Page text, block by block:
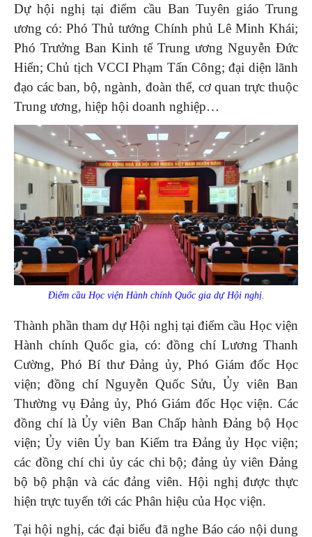
Dự hội nghị tại điểm cầu Ban Tuyên giáo Trung
ương có: Phó Thủ tướng Chính phủ Lê Minh Khái;
Phó Trưởng Ban Kinh tế Trung ương Nguyễn Đức
Hiển; Chủ tịch VCCI Phạm Tấn Công; đại diện lãnh
đạo các ban, bộ, ngành, đoàn thể, cơ quan trực thuộc
Trung ương, hiệp hội doanh nghiệp…
Điểm cầu Học viện Hành chính Quốc gia dự Hội nghị.
Thành phần tham dự Hội nghị tại điểm cầu Học viện
Hành chính Quốc gia, có: đồng chí Lương Thanh
Cường, Phó Bí thư Đảng ủy, Phó Giám đốc Học
viện; đồng chí Nguyễn Quốc Sửu, Ủy viên Ban
Thường vụ Đảng ủy, Phó Giám đốc Học viện. Các
đồng chí là Ủy viên Ban Chấp hành Đảng bộ Học
viện; Ủy viên Ủy ban Kiểm tra Đảng ủy Học viện;
các đồng chí chi ủy các chi bộ; đảng ủy viên Đảng
bộ bộ phận và các đảng viên. Hội nghị được thực
hiện trực tuyến tới các Phân hiệu của Học viện.
Tại hội nghị, các đại biểu đã nghe Báo cáo nội dung